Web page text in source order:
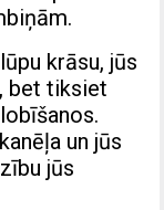
krāsu, jūs
bet tiksiet
un jūs
jūs